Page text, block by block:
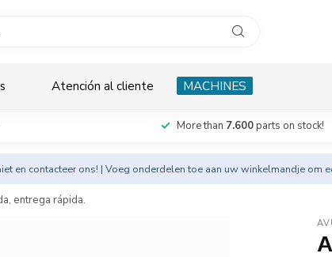
Atención al cliente MACHINES
More than 7.600parts on stock!
en contacteer ons! | Voeg onderdelen toe aan uw winkelmandje om
entrega rápida.